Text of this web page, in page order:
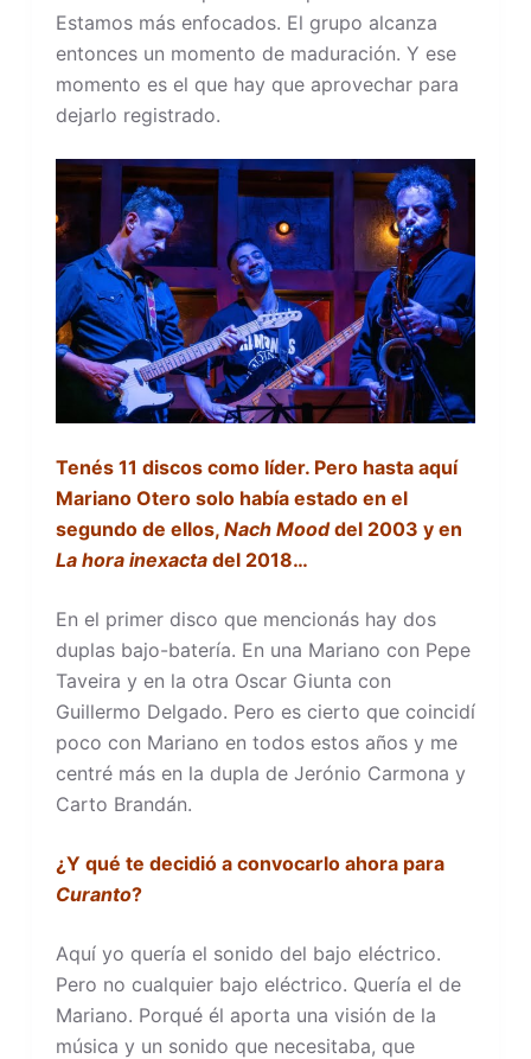
Estamos más enfocados. El grupo alcanza
entonces un momento de maduración. Y ese
momento es el que hay que aprovechar para
dejarlo registrado.
Tenés 11 discos como líder. Pero hasta aquí
Mariano Otero solo había estado en el
segundo de ellos, Nach Mooddel 2003 y en
La hora inexactadel 2018…
En el primer disco que mencionás hay dos
duplas bajo-batería. En una Mariano con Pepe
Taveira y en la otra Oscar Giunta con
Guillermo Delgado. Pero es cierto que coincidí
poco con Mariano en todos estos años y me
centré más en la dupla de Jerónio Carmona y
Carto Brandán.
¿Y qué te decidió a convocarlo ahora para
Curanto?
Aquí yo quería el sonido del bajo eléctrico.
Pero no cualquier bajo eléctrico. Quería el de
Mariano. Porqué él aporta una visión de la
música y un sonido que necesitaba, que